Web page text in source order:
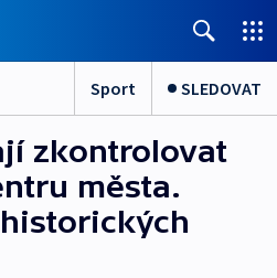
Sport SLEDOVAT
zkontrolovat
města.